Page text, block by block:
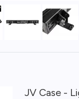
JV Case -